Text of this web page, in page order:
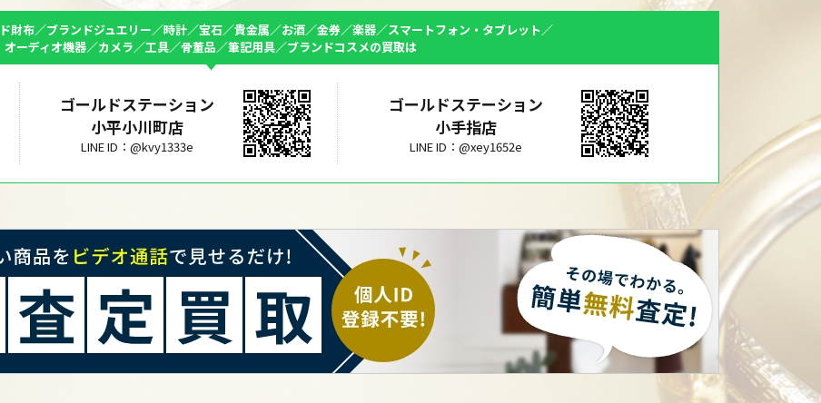
財布／ブランドジュエリー／時計／宝石／貴金属／お酒／金券／楽器／スマートフォン・タブレット／
オーディオ機器／カメラ／工具／骨董品／筆記用具／ブランドコスメの買取は
ゴールドステーション
小平小川町店
LINE ID：@kvy1333e
ゴールドステーション
小手指店
LINE ID：@xey1652e